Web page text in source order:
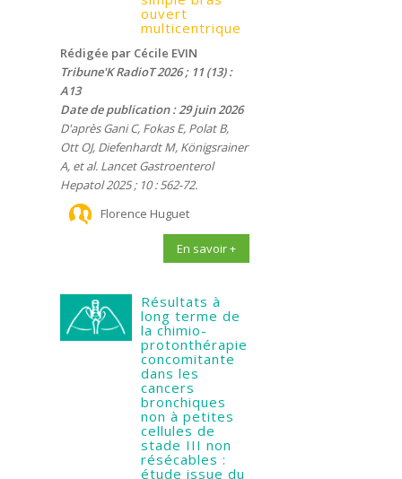
ouvert
multicentrique
Rédigée par Cécile EVIN
Tribune'K RadioT 2026 ; 11 (13) :
A13
Date de publication : 29 juin 2026
D'après Gani C, Fokas E, Polat B,
Ott OJ, Diefenhardt M, Königsrainer
A, et al. Lancet Gastroenterol
Hepatol 2025 ; 10 : 562-72.
Florence Huguet
En savoir +
Résultats à
long terme de
la chimio-
protonthérapie
concomitante
dans les
cancers
bronchiques
non à petites
cellules de
stade III non
résécables :
étude issue du